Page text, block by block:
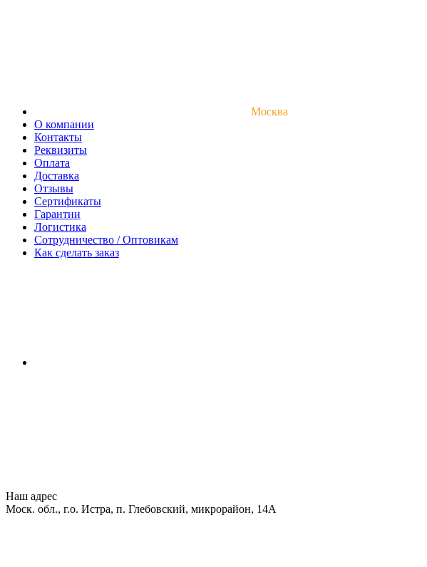
Москва
О компании
Контакты
Реквизиты
Оплата
Доставка
Отзывы
Сертификаты
Гарантии
Логистика
Сотрудничество / Оптовикам
Как сделать заказ
Наш адрес
Моск. обл., г.о. Истра, п. Глебовский, микрорайон, 14А